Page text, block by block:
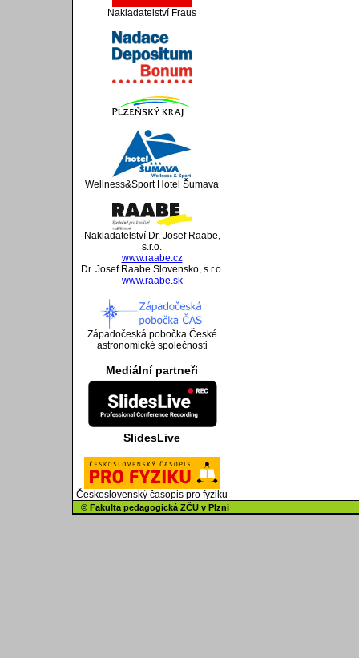
Nakladatelství Fraus
Wellness&Sport Hotel Šumava
Nakladatelství Dr. Josef Raabe,
s.r.o.
www.raabe.cz
Dr. Josef Raabe Slovensko, s.r.o.
www.raabe.sk
Západočeská pobočka České
astronomické společnosti
Mediální partneři
SlidesLive
Československý časopis pro fyziku
© Fakulta pedagogická ZČU v Plzni